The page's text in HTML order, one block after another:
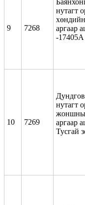
9 7268
нутагт
аргаар
-17405А
10 7269
нутагт
жоншны
аргаар
Тусгай